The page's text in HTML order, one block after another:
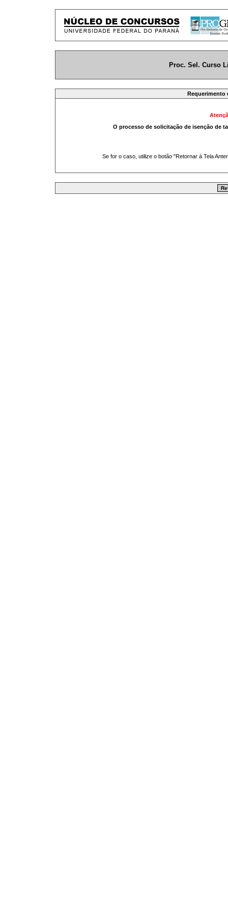
Proc. Sel. Curso
Requerimento
O processo de solicitação de isenção de
Se for o caso, utilize o botão "Retornar à Tela